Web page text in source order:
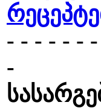
- - - - - -
-